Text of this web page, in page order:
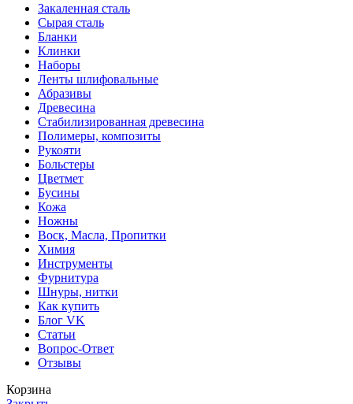
Закаленная сталь
Сырая сталь
Бланки
Клинки
Наборы
Ленты шлифовальные
Абразивы
Древесина
Стабилизированная древесина
Полимеры, композиты
Рукояти
Больстеры
Цветмет
Бусины
Кожа
Ножны
Воск, Масла, Пропитки
Химия
Инструменты
Фурнитура
Шнуры, нитки
Как купить
Блог VK
Статьи
Вопрос-Ответ
Отзывы
Корзина